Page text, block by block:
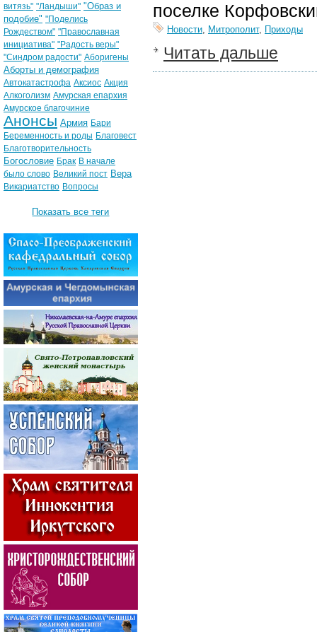
поселке
Новости, Митрополит, Приходы
Читать дальше
витязь" "Ландыши" "Образ и
подобие" "Поделись
Рождеством" "Православная
инициатива" "Радость веры"
"Синдром радости" Аборигены
Аборты и демография
Автокатастрофа Аксиос Акция
Алкоголизм Амурская епархия
Амурское благочиние
Анонсы Армия Бари
Беременность и роды Благовест
Благотворительность
Богословие Брак В начале
было слово Великий пост Вера
Викариатство Вопросы
Показать все теги